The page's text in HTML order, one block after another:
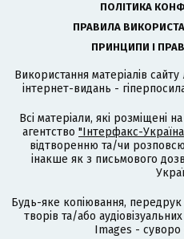
ПОЛІТИКА
ПРАВИЛА
ПРИНЦИПИ І
Використання матеріалів
інтернет-видань -
Всі матеріали, які розміщені
агентство "Інтерфакс-
відтворенню та/чи
інакше як з письмового
Будь-яке копіювання,
творів та/або
Images - суворо